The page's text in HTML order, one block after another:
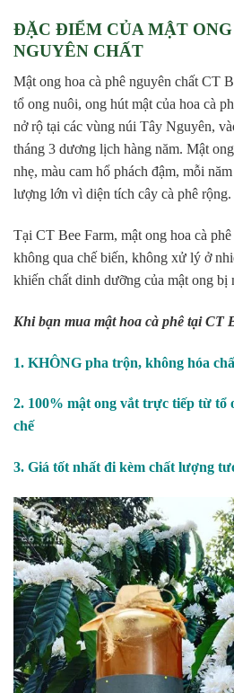
ĐẶC ĐIỂM CỦA MẬT ONG
NGUYÊN CHẤT
Mật ong hoa cà phê nguyên chất CT
tổ ong nuôi, ong hút mật của hoa cà
nở rộ tại các vùng núi Tây Nguyên,
tháng 3 dương lịch hàng năm. Mật
nhẹ, màu cam hổ phách đậm, mỗi
lượng lớn vì diện tích cây cà phê rộng.
Tại CT Bee Farm, mật ong hoa cà
không qua chế biến, không xử lý ở
khiến chất dinh dưỡng của mật ong bị
Khi bạn mua mật hoa cà phê tại CT
1. KHÔNG pha trộn, không hóa
2. 100% mật ong vắt trực tiếp từ tổ
chế
3. Giá tốt nhất đi kèm chất lượng